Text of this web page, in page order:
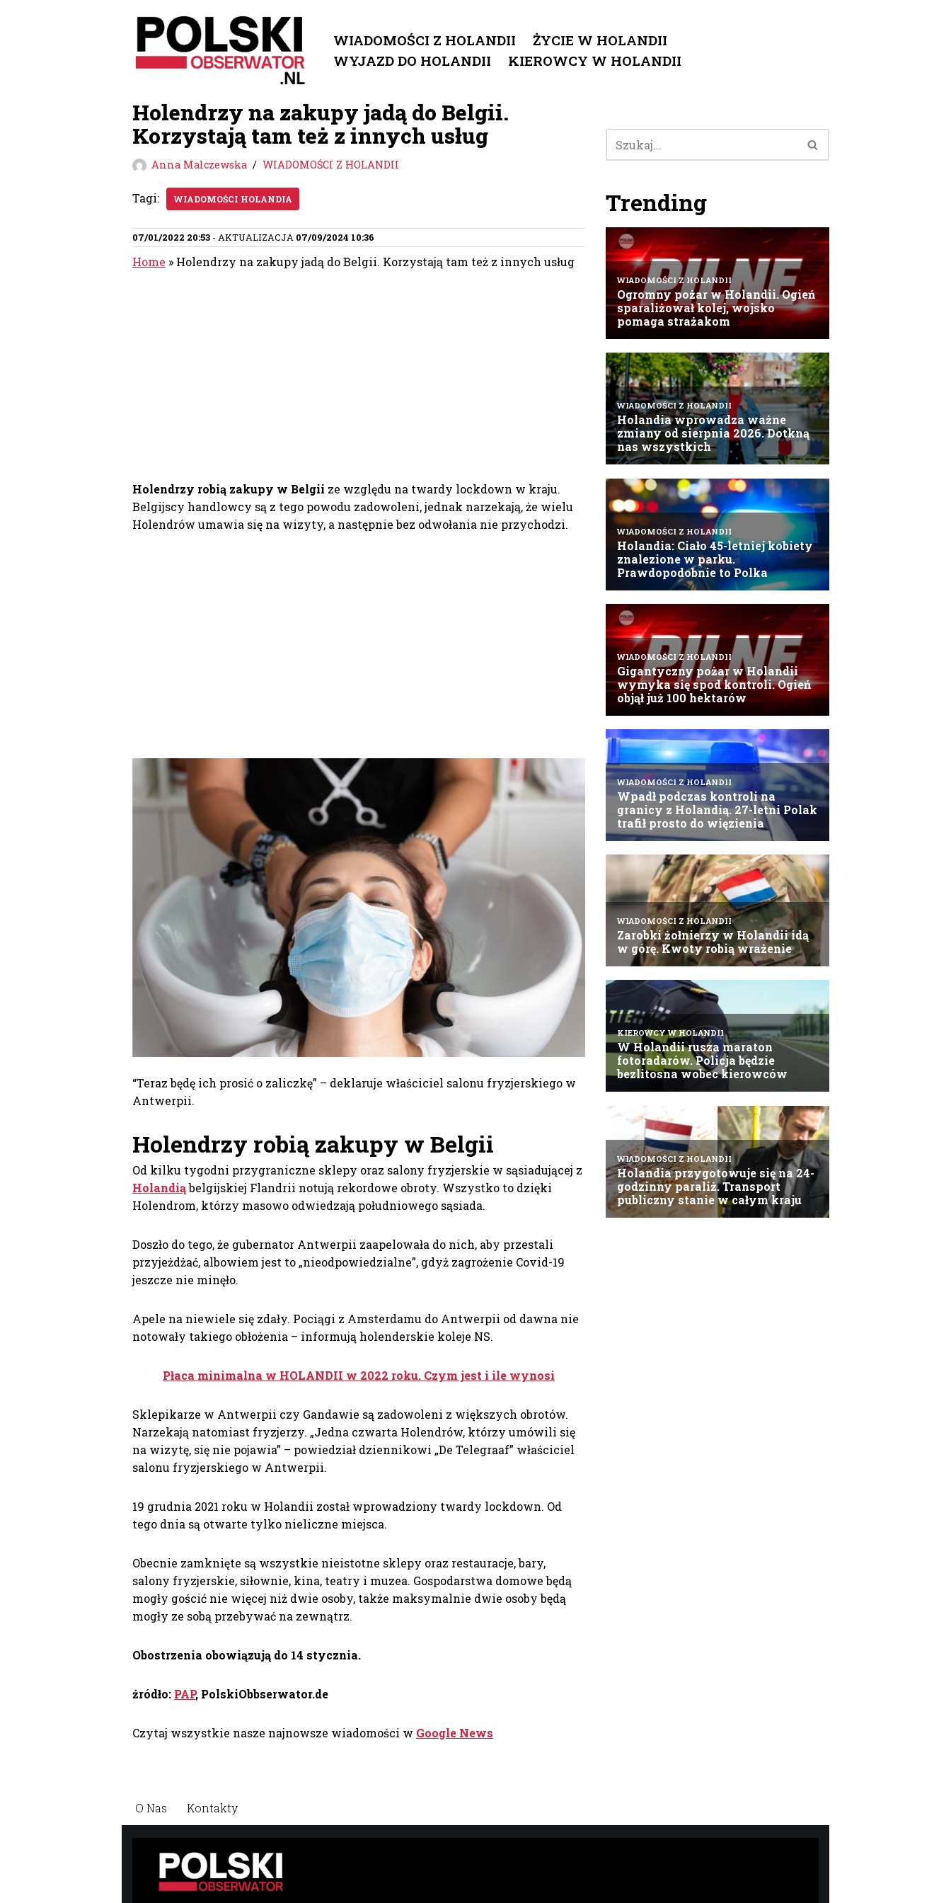
Przejdź
do
WIADOMOŚCI Z HOLANDII
ŻYCIE W HOLANDII
WYJAZD DO HOLANDII
KIEROWCY W HOLANDII
Holendrzy na zakupy jadą do Belgii.
Korzystają tam też z innych usług
Anna Malczewska WIADOMOŚCI Z HOLANDII
Tagi: WIADOMOŚCI HOLANDIA
07/01/2022 20:53 - AKTUALIZACJA 07/09/2024 10:36
Home » Holendrzy na zakupy jadą do Belgii. Korzystają tam też z innych usług
Holendrzy robią zakupy w Belgii ze względu na twardy lockdown w kraju.
Belgijscy handlowcy są z tego powodu zadowoleni, jednak narzekają, że wielu
Holendrów umawia się na wizyty, a następnie bez odwołania nie przychodzi.
“Teraz będę ich prosić o zaliczkę” – deklaruje właściciel salonu fryzjerskiego w
Antwerpii.
Holendrzy robią zakupy w Belgii
Od kilku tygodni przygraniczne sklepy oraz salony fryzjerskie w sąsiadującej z
Holandiąbelgijskiej Flandrii notują rekordowe obroty. Wszystko to dzięki
Holendrom, którzy masowo odwiedzają południowego sąsiada.
Doszło do tego, że gubernator Antwerpii zaapelowała do nich, aby przestali
przyjeżdżać, albowiem jest to „nieodpowiedzialne”, gdyż zagrożenie Covid-19
jeszcze nie minęło.
Apele na niewiele się zdały. Pociągi z Amsterdamu do Antwerpii od dawna nie
notowały takiego obłożenia – informują holenderskie koleje NS.
Płaca minimalna w HOLANDII w 2022 roku. Czym jest i ile wynosi
Sklepikarze w Antwerpii czy Gandawie są zadowoleni z większych obrotów.
Narzekają natomiast fryzjerzy. „Jedna czwarta Holendrów, którzy umówili się
na wizytę, się nie pojawia” – powiedział dziennikowi „De Telegraaf” właściciel
salonu fryzjerskiego w Antwerpii.
19 grudnia 2021 roku w Holandii został wprowadziony twardy lockdown. Od
tego dnia są otwarte tylko nieliczne miejsca.
Obecnie zamknięte są wszystkie nieistotne sklepy oraz restauracje, bary,
salony fryzjerskie, siłownie, kina, teatry i muzea. Gospodarstwa domowe będą
mogły gościć nie więcej niż dwie osoby, także maksymalnie dwie osoby będą
mogły ze sobą przebywać na zewnątrz.
Obostrzenia obowiązują do 14 stycznia.
źródło: PAP, PolskiObbserwator.de
Czytaj wszystkie nasze najnowsze wiadomości w Google News
Trending
O Nas Kontakty